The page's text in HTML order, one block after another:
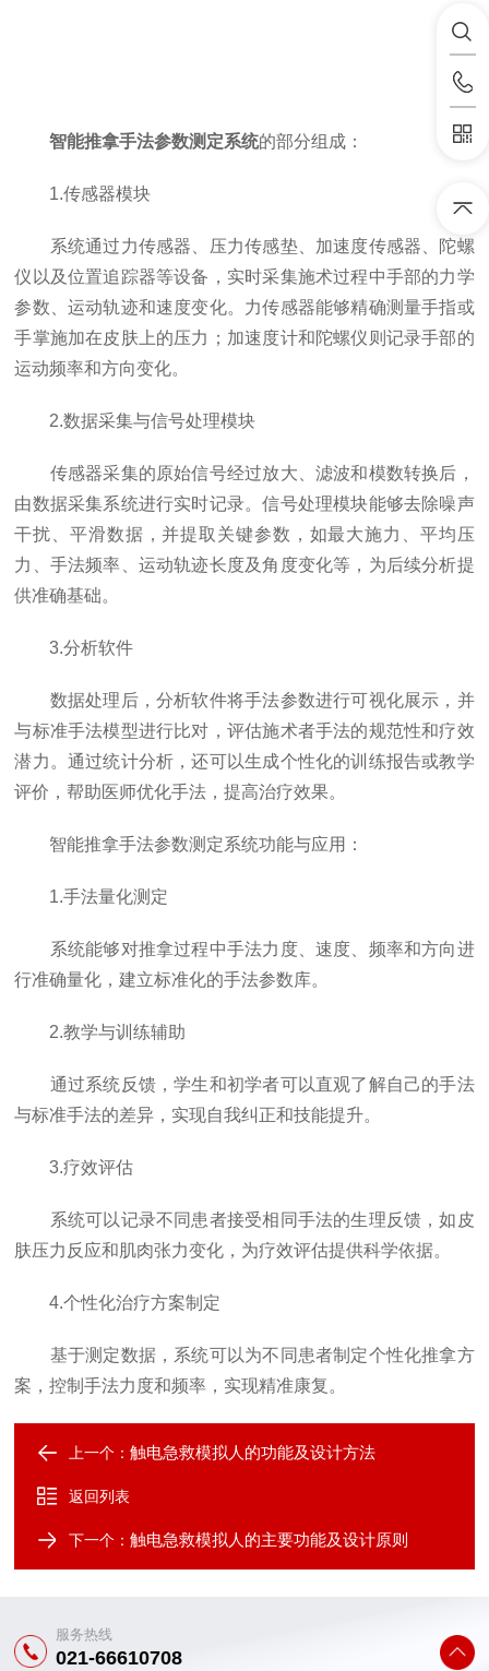
智能推拿手法参数测定系统的部分组成：
1.传感器模块
系统通过力传感器、压力传感垫、加速度传感器、陀螺
仪以及位置追踪器等设备，实时采集施术过程中手部的力学
参数、运动轨迹和速度变化。力传感器能够精确测量手指或
手掌施加在皮肤上的压力；加速度计和陀螺仪则记录手部的
运动频率和方向变化。
2.数据采集与信号处理模块
传感器采集的原始信号经过放大、滤波和模数转换后，
由数据采集系统进行实时记录。信号处理模块能够去除噪声
干扰、平滑数据，并提取关键参数，如最大施力、平均压
力、手法频率、运动轨迹长度及角度变化等，为后续分析提
供准确基础。
3.分析软件
数据处理后，分析软件将手法参数进行可视化展示，并
与标准手法模型进行比对，评估施术者手法的规范性和疗效
潜力。通过统计分析，还可以生成个性化的训练报告或教学
评价，帮助医师优化手法，提高治疗效果。
智能推拿手法参数测定系统功能与应用：
1.手法量化测定
系统能够对推拿过程中手法力度、速度、频率和方向进
行准确量化，建立标准化的手法参数库。
2.教学与训练辅助
通过系统反馈，学生和初学者可以直观了解自己的手法
与标准手法的差异，实现自我纠正和技能提升。
3.疗效评估
系统可以记录不同患者接受相同手法的生理反馈，如皮
肤压力反应和肌肉张力变化，为疗效评估提供科学依据。
4.个性化治疗方案制定
基于测定数据，系统可以为不同患者制定个性化推拿方
案，控制手法力度和频率，实现精准康复。
上一个：触电急救模拟人的功能及设计方法
返回列表
下一个：触电急救模拟人的主要功能及设计原则
服务热线
021-66610708